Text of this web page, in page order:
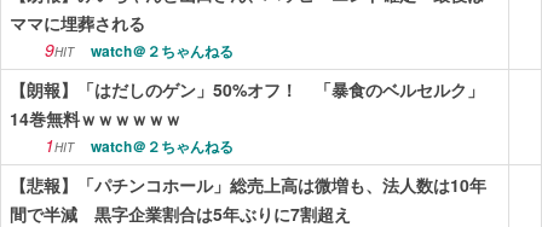
ママに埋葬される
9HIT watch＠２ちゃんねる
【朗報】「はだしのゲン」50%オフ！ 「暴食のベルセルク」
14巻無料ｗｗｗｗｗｗ
1HIT watch＠２ちゃんねる
【悲報】「パチンコホール」総売上高は微増も、法人数は10年
間で半減 黒字企業割合は5年ぶりに7割超え